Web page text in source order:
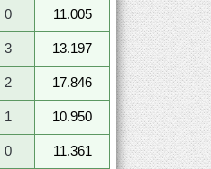
0
11.005
3
13.197
2
17.846
1
10.950
0
11.361